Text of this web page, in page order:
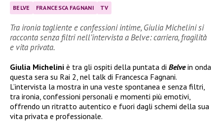
BELVE FRANCESCA FAGNANI TV
Tra ironia tagliente e confessioni intime, Giulia Michelini si
racconta senza filtri nell’intervista a Belve: carriera, fragilità
e vita privata.
Giulia Michelini è tra gli ospiti della puntata di Belve in onda
questa sera su Rai 2, nel talk di Francesca Fagnani.
L’intervista la mostra in una veste spontanea e senza filtri,
tra ironia, confessioni personali e momenti più emotivi,
offrendo un ritratto autentico e fuori dagli schemi della sua
vita privata e professionale.